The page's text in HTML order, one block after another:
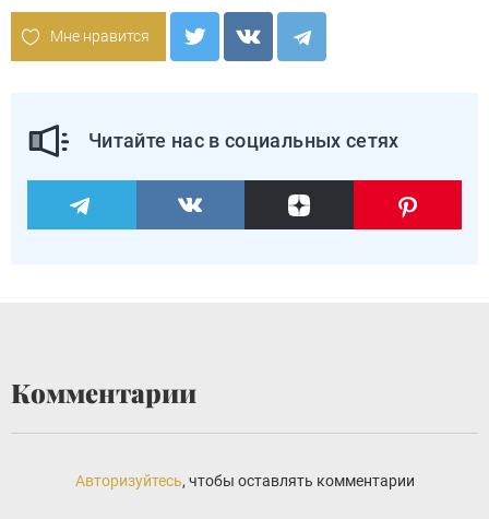
Мне нравится
Читайте нас в социальных сетях
Комментарии
Авторизуйтесь, чтобы оставлять комментарии